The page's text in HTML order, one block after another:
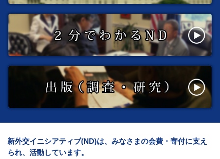
新外交イニシアティブ(ND)は、みなさまの会費・寄付に支え
られ、活動しています。